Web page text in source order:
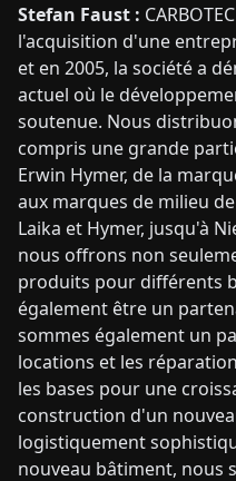
Stefan Faust :
l'acquisition d'une
et en 2005, la société a
actuel où le
soutenue. Nous
compris une grande
Erwin Hymer, de la
aux marques de milieu
Laika et Hymer, jusqu'à
nous offrons non
produits pour différents
également être un
sommes également un
locations et les
les bases pour une
construction d'un
logistiquement
nouveau bâtiment, nous